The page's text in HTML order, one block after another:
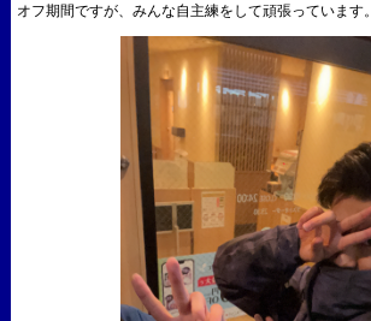
オフ期間ですが、みんな自主練をして頑張っています。